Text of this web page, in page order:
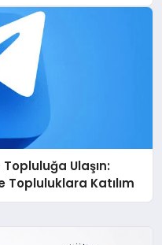
Ulaşın:
Topluluklara Katılım